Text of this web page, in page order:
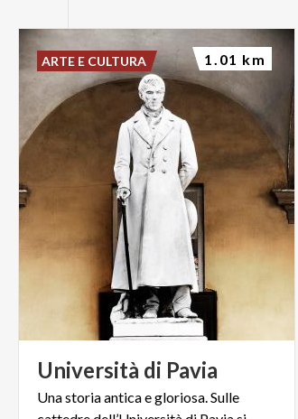
Università di Pavia
Una storia antica e gloriosa. Sulle
ARTE E CULTURA 1.01 km